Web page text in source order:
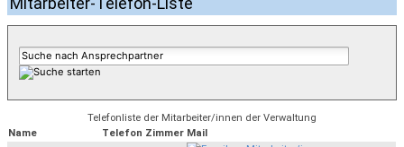
Telefonliste der Mitarbeiter/innen der Verwaltung
Name
Telefon Zimmer Mail